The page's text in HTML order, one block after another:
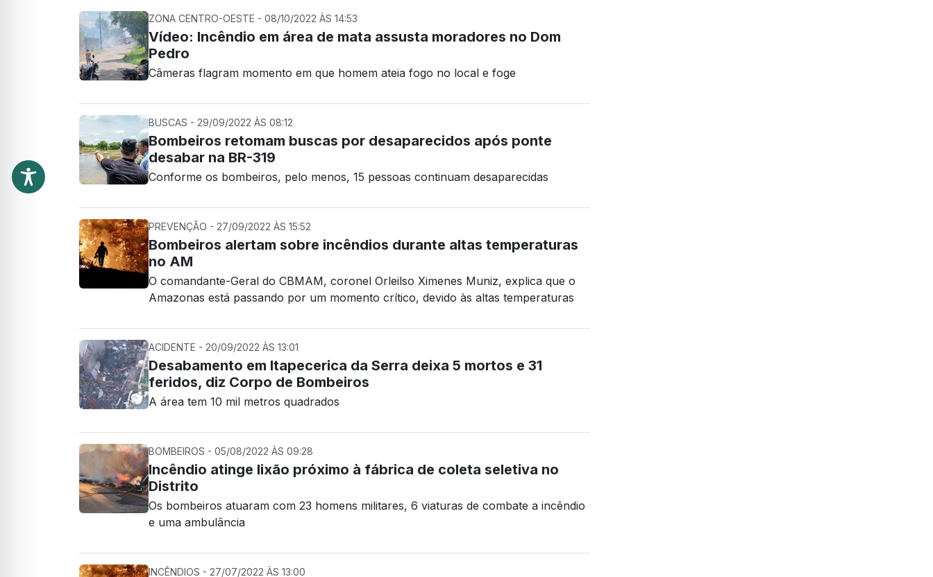
ZONA CENTRO-OESTE - 08/10/2022 ÀS 14:53
Vídeo: Incêndio em área de mata assusta moradores no Dom
Pedro
Câmeras flagram momento em que homem ateia fogo no local e foge
BUSCAS - 29/09/2022 ÀS 08:12
Bombeiros retomam buscas por desaparecidos após ponte
desabar na BR-319
Conforme os bombeiros, pelo menos, 15 pessoas continuam desaparecidas
PREVENÇÃO - 27/09/2022 ÀS 15:52
Bombeiros alertam sobre incêndios durante altas temperaturas
no AM
O comandante-Geral do CBMAM, coronel Orleilso Ximenes Muniz, explica que o
Amazonas está passando por um momento crítico, devido às altas temperaturas
ACIDENTE - 20/09/2022 ÀS 13:01
Desabamento em Itapecerica da Serra deixa 5 mortos e 31
feridos, diz Corpo de Bombeiros
A área tem 10 mil metros quadrados
BOMBEIROS - 05/08/2022 ÀS 09:28
Incêndio atinge lixão próximo à fábrica de coleta seletiva no
Distrito
Os bombeiros atuaram com 23 homens militares, 6 viaturas de combate a incêndio
e uma ambulância
INCÊNDIOS - 27/07/2022 ÀS 13:00